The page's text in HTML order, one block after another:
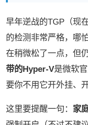
早年逆战的TGP（现
的检测非常严格，哪
在稍微松了一点，但
带的Hyper-V是微软
要你不用它开外挂、
这里要提醒一句： 家